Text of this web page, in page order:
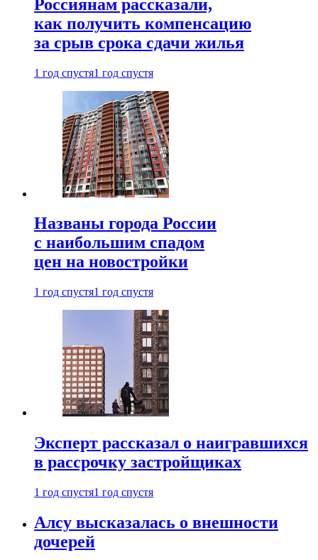
Россиянам рассказали,
как получить компенсацию
за срыв срока сдачи жилья
1 год спустя1 год спустя
Названы города России
с наибольшим спадом
цен на новостройки
1 год спустя1 год спустя
Эксперт рассказал о наигравшихся
в рассрочку застройщиках
1 год спустя1 год спустя
Алсу высказалась о внешности
дочерей